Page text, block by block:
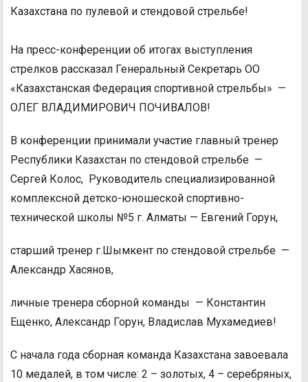
Казахстана по пулевой и стендовой стрельбе!
На пресс-конференции об итогах выступления
стрелков рассказал Генеральный Секретарь ОО
«Казахстанская Федерация спортивной стрельбы» —
ОЛЕГ ВЛАДИМИРОВИЧ ПОЧИВАЛОВ!
В конференции принимали участие главный тренер
Республики Казахстан по стендовой стрельбе —
Сергей Колос, Руководитель специализированной
комплексной детско-юношеской спортивно-
технической школы №5 г. Алматы — Евгений Горун,
старший тренер г.Шымкент по стендовой стрельбе —
Александр Хасянов,
личные тренера сборной команды — Константин
Ещенко, Александр Горун, Владислав Мухамедиев!
С начала года сборная команда Казахстана завоевала
10 медалей, в том числе: 2 – золотых, 4 – серебряных,